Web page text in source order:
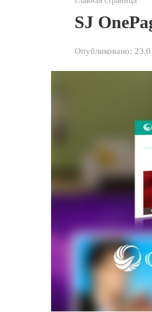
SJ
Опубликовано: